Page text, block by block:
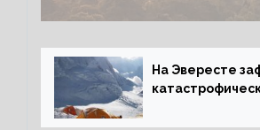
На Эвересте